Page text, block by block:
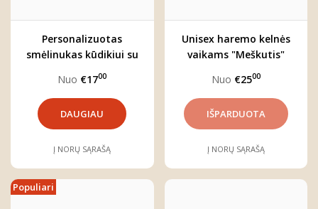
Personalizuotas
smėlinukas kūdikiui su
Nuo €1700
DAUGIAU
Į NORŲ SĄRAŠĄ
Unisex haremo kelnės
vaikams "Meškutis"
Nuo €2500
Į NORŲ SĄRAŠĄ
Populiari